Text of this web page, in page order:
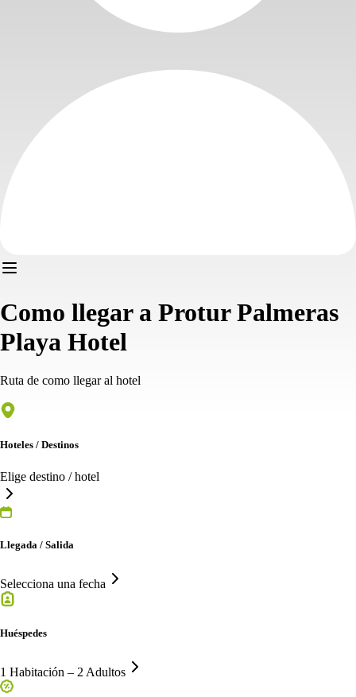
Como llegar a Protur Palmeras
Playa Hotel
Ruta de como llegar al hotel
Hoteles / Destinos
Elige destino / hotel
Llegada / Salida
Selecciona una fecha
Huéspedes
1 Habitación – 2 Adultos